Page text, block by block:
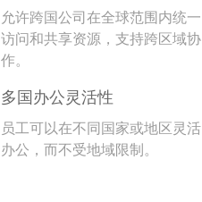
允许跨国公司在全球范围内统一
访问和共享资源，支持跨区域协
作。
多国办公灵活性
员工可以在不同国家或地区灵活
办公，而不受地域限制。